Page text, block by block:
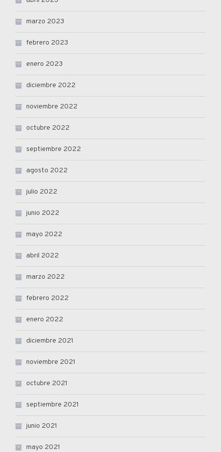
marzo 2023
febrero 2023
enero 2023
diciembre 2022
noviembre 2022
octubre 2022
septiembre 2022
agosto 2022
julio 2022
junio 2022
mayo 2022
abril 2022
marzo 2022
febrero 2022
enero 2022
diciembre 2021
noviembre 2021
octubre 2021
septiembre 2021
junio 2021
mayo 2021